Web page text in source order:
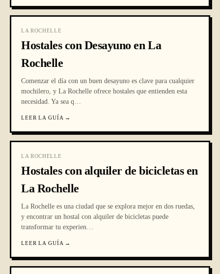
LA ROCHELLE
Hostales con Desayuno en La
Rochelle
Comenzar el día con un buen desayuno es clave para cualquier
mochilero, y La Rochelle ofrece hostales que entienden esta
necesidad. Ya sea q…
LEER LA GUÍA →
LA ROCHELLE
Hostales con alquiler de bicicletas en
La Rochelle
La Rochelle es una ciudad que se explora mejor en dos ruedas,
y encontrar un hostal con alquiler de bicicletas puede
transformar tu experien…
LEER LA GUÍA →